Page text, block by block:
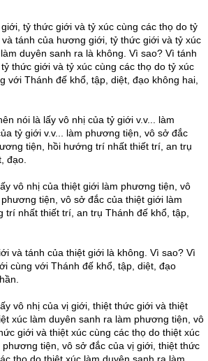
tỷ thức giới và tỷ xúc cùng các thọ do tỷ
tánh của hương giới, tỷ thức giới và tỷ xúc
duyên sanh ra là không. Vì sao? Vì tánh
thức giới và tỷ xúc cùng các thọ do tỷ xúc
với Thánh đế khổ, tập, diệt, đạo không hai,
nói là lấy vô nhị của tỷ giới v.v... làm
tỷ giới v.v... làm phương tiện, vô sở đắc
tiện, hồi hướng trí nhất thiết trí, an trụ
đạo.
vô nhị của thiệt giới làm phương tiện, vô
tiện, vô sở đắc của thiệt giới làm
trí nhất thiết trí, an trụ Thánh đế khổ, tập,
và tánh của thiệt giới là không. Vì sao? Vì
cùng với Thánh đế khổ, tập, diệt, đạo
vô nhị của vị giới, thiệt thức giới và thiệt
xúc làm duyên sanh ra làm phương tiện, vô
giới và thiệt xúc cùng các thọ do thiệt xúc
phương tiện, vô sở đắc của vị giới, thiệt thức